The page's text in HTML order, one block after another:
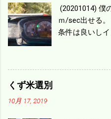
(20201014) 僕
ｍ/sec出せる
条件は良いし
ｍ/min、4.32
0.864/haの作
くず米選別
10月 17, 2019